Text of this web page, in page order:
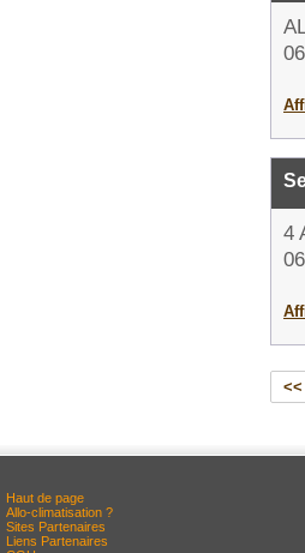
4
<<
Haut de page
Allo-climatisation ?
Sites Partenaires
Liens Partenaires